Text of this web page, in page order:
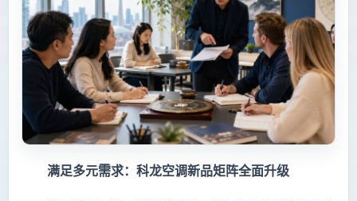
满足多元需求：科龙空调新品矩阵全面升级